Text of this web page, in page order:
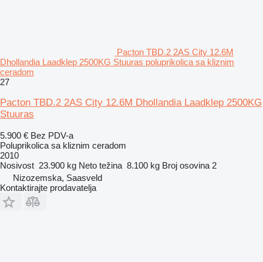
Pacton TBD.2 2AS City 12.6M
Dhollandia Laadklep 2500KG Stuuras poluprikolica sa kliznim
ceradom
27
Pacton TBD.2 2AS City 12.6M Dhollandia Laadklep 2500KG
Stuuras
5.900 € Bez PDV-a
Poluprikolica sa kliznim ceradom
2010
Nosivost 23.900 kg Neto težina 8.100 kg Broj osovina 2
Nizozemska, Saasveld
Kontaktirajte prodavatelja